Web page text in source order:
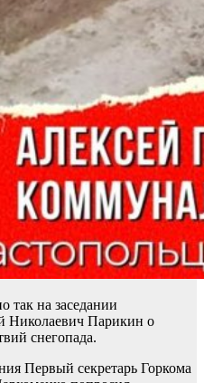
так на заседании
Николаевич Парикин о
снегопада.
Первый секретарь Горкома